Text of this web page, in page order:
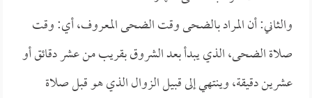
والثاني: أن المراد بالضحى وقت الضحى المعروف، أي: وقت
صلاة الضحى، الذي يبدأ بعد الشروق بقريب من عشر دقائق أو
عشرين دقيقة، وينتهي إلى قبيل الزوال الذي هو قبل صلاة